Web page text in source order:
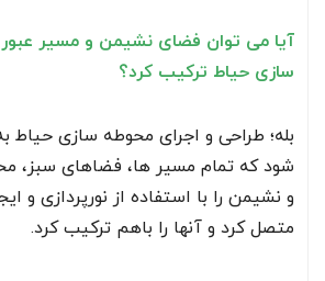
آیا می توان فضای نشیمن و مسیر عبور
سازی حیاط ترکیب کرد؟
بله؛ طراحی و اجرای محوطه سازی حیاط
شود که تمام مسیر ها، فضاهای سبز،
و نشیمن را با استفاده از نورپردازی و
متصل کرد و آنها را باهم ترکیب کرد.